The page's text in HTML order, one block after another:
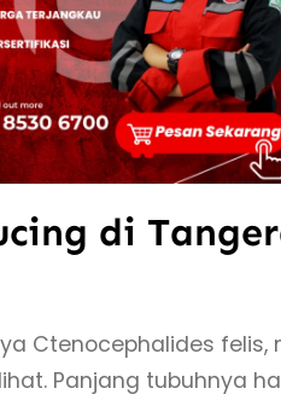
di
Ctenocephalides
Panjang tubuhnya